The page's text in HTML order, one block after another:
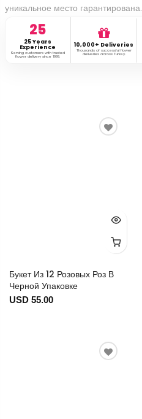
уникальное место гарантирована.
25
25 Years
Experience
Serving customers with trusted
flower delivery since 1999.
10,000+ Deliveries
Thousands of successful flower
deliveries across Turkey.
Букет Из 12 Розовых Роз В
Черной Упаковке
USD 55.00